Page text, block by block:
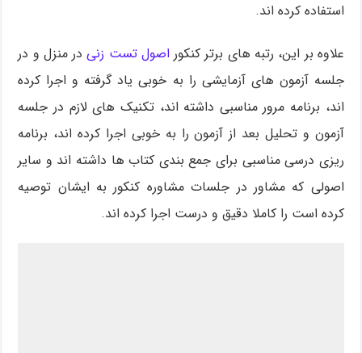
استفاده کرده اند.
علاوه بر این، رتبه های برتر کنکور اصول تست زنیدر منزل و در
جلسه آزمون های آزمایشی را به خوبی یاد گرفته و اجرا کرده
اند، برنامه مرور مناسبی داشته اند، تکنیک های لازم در جلسه
آزمون و تحلیل بعد از آزمون را به خوبی اجرا کرده اند، برنامه
ریزی درسی مناسبی برای جمع بندی کتاب ها داشته اند و سایر
اصولی که مشاور در جلسات مشاوره کنکور به ایشان توصیه
کرده است را کاملا دقیق و درست اجرا کرده اند.